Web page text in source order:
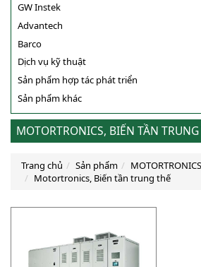
GW Instek
Advantech
Barco
Dịch vụ kỹ thuật
Sản phẩm hợp tác phát triển
Sản phẩm khác
MOTORTRONICS, BIẾN TẦN
Trang chủ Sản phẩm
MOTORTRONICS
Motortronics, Biến tần trung thế